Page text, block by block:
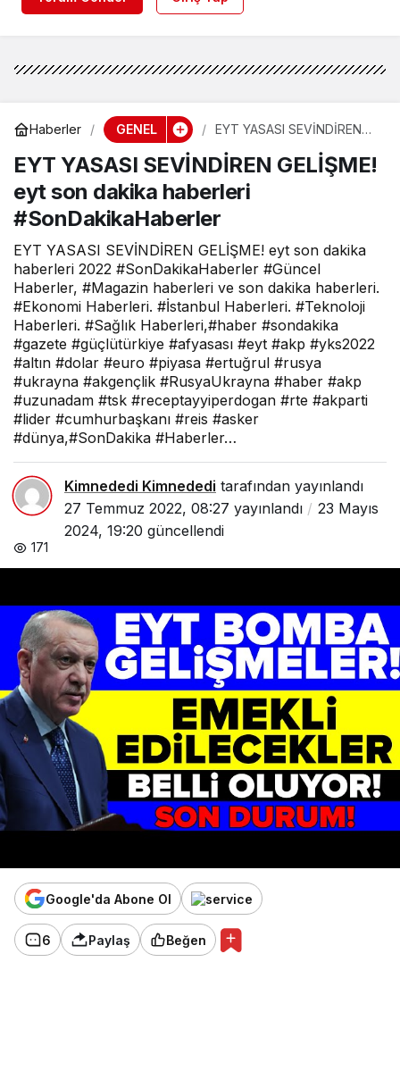
Haberler GENEL
EYT YASASI SEVİNDİREN
haberleri
#SonDakikaHaberler
EYT YASASI SEVİNDİREN GELİŞME!
eyt son dakika haberleri
#SonDakikaHaberler
EYT YASASI SEVİNDİREN GELİŞME! eyt son dakika
haberleri 2022 #SonDakikaHaberler #Güncel
Haberler, #Magazin haberleri ve son dakika haberleri.
#Ekonomi Haberleri. #İstanbul Haberleri. #Teknoloji
Haberleri. #Sağlık Haberleri,#haber #sondakika
#gazete #güçlütürkiye #afyasası #eyt #akp #yks2022
#altın #dolar #euro #piyasa #ertuğrul #rusya
#ukrayna #akgençlik #RusyaUkrayna #haber #akp
#uzunadam #tsk #receptayyiperdogan #rte #akparti
#lider #cumhurbaşkanı #reis #asker
#dünya,#SonDakika #Haberler…
Kimnededi Kimnededi tarafından yayınlandı
27 Temmuz 2022, 08:27 yayınlandı
23 Mayıs
2024, 19:20 güncellendi
171
Google'da Abone Ol
6 Paylaş Beğen